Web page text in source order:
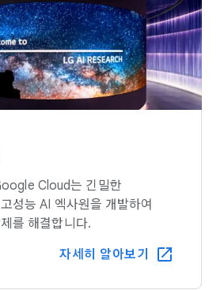
Cloud는 긴밀한
성능 AI 엑사원을 개발하여
를 해결합니다.
자세히 알아보기